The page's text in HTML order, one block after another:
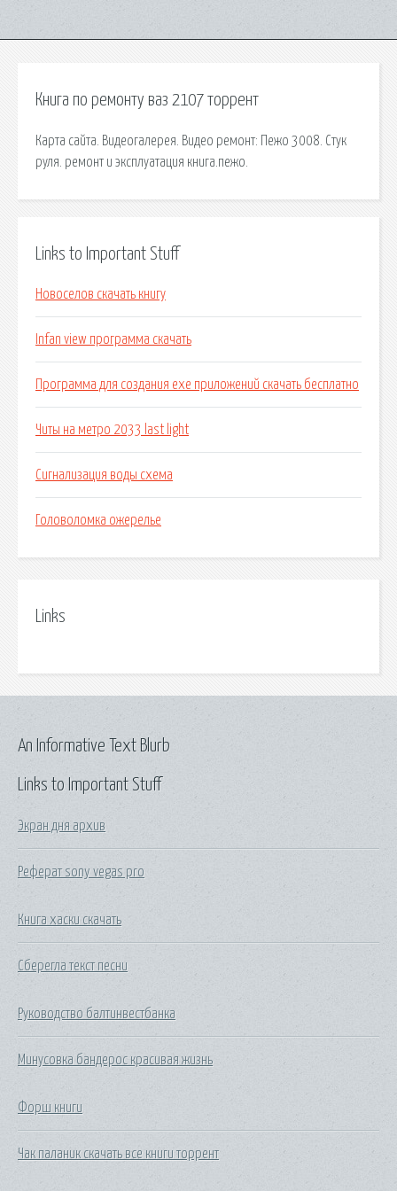
Книга по ремонту ваз 2107 торрент
Карта сайта. Видеогалерея. Видео ремонт: Пежо 3008. Стук
руля. ремонт и эксплуатация книга.пежо.
Links to Important Stuff
Новоселов скачать книгу
Infan view программа скачать
Программа для создания ехе приложений скачать бесплатно
Читы на метро 2033 last light
Сигнализация воды схема
Головоломка ожерелье
Links
Links to Important Stuff
Экран дня архив
Реферат sony vegas pro
Книга хаски скачать
Сберегла текст песни
Руководство балтинвестбанка
Минусовка бандерос красивая жизнь
Форш книги
Чак паланик скачать все книги торрент
An Informative Text Blurb